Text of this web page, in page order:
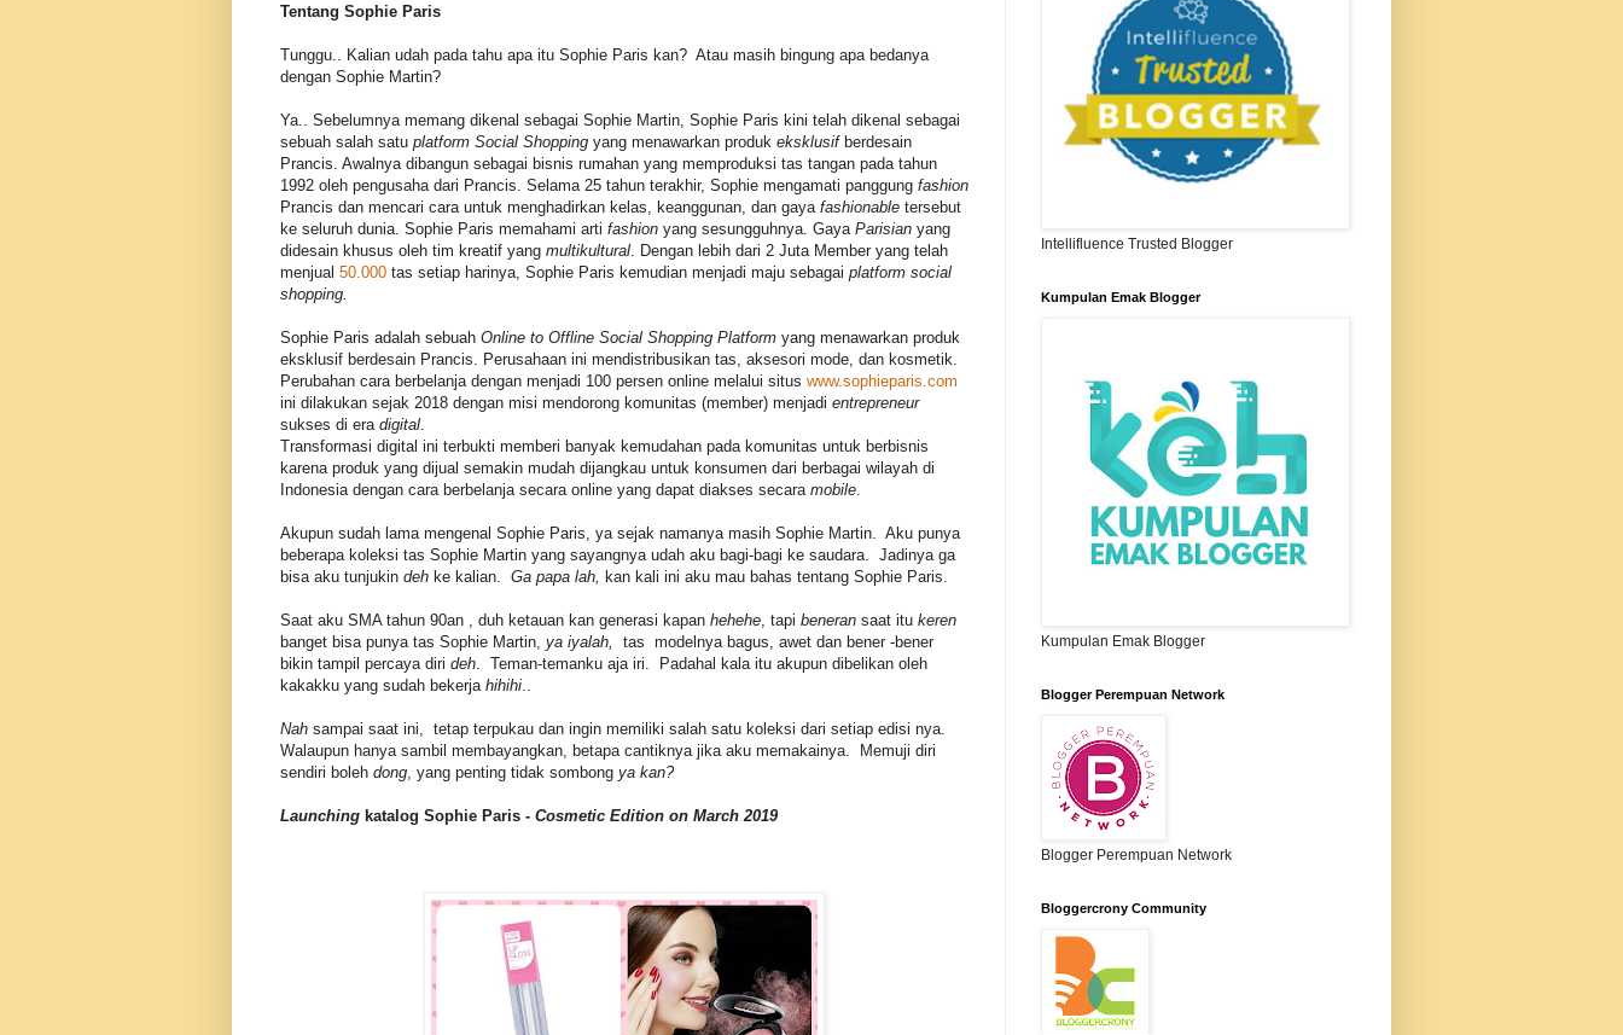
Tentang Sophie Paris
Tunggu.. Kalian udah pada tahu apa itu Sophie Paris kan? Atau masih bingung apa bedanya
dengan Sophie Martin?
Ya.. Sebelumnya memang dikenal sebagai Sophie Martin, Sophie Paris kini telah dikenal sebagai
sebuah salah satu platform Social Shopping yang menawarkan produk eksklusifberdesain
Prancis. Awalnya dibangun sebagai bisnis rumahan yang memproduksi tas tangan pada tahun
1992 oleh pengusaha dari Prancis. Selama 25 tahun terakhir, Sophie mengamati panggung fashion
Prancis dan mencari cara untuk menghadirkan kelas, keanggunan, dan gaya fashionable tersebut
ke seluruh dunia. Sophie Paris memahami arti fashion yang sesungguhnya. Gaya Parisian yang
didesain khusus oleh tim kreatif yang multikultural . Dengan lebih dari 2 Juta Member yang telah
menjual 50.000 tas setiap harinya, Sophie Paris kemudian menjadi maju sebagai platform social
shopping.
Sophie Paris adalah sebuah Online to Offline Social Shopping Platform yang menawarkan produk
eksklusif berdesain Prancis. Perusahaan ini mendistribusikan tas, aksesori mode, dan kosmetik.
Perubahan cara berbelanja dengan menjadi 100 persen online melalui situs www.sophieparis.com
ini dilakukan sejak 2018 dengan misi mendorong komunitas (member) menjadi entrepreneur
sukses di era digital
Transformasi digital ini terbukti memberi banyak kemudahan pada komunitas untuk berbisnis
karena produk yang dijual semakin mudah dijangkau untuk konsumen dari berbagai wilayah di
Indonesia dengan cara berbelanja secara online yang dapat diakses secara mobile
Akupun sudah lama mengenal Sophie Paris, ya sejak namanya masih Sophie Martin. Aku punya
beberapa koleksi tas Sophie Martin yang sayangnya udah aku bagi-bagi ke saudara. Jadinya ga
bisa aku tunjukin deh ke kalian. Ga papa lah, kan kali ini aku mau bahas tentang Sophie Paris.
Saat aku SMA tahun 90an , duh ketauan kan generasi kapan hehehe , tapi beneran saat itu keren
banget bisa punya tas Sophie Martin, ya iyalah,
tas modelnya bagus, awet dan bener -bener
bikin tampil percaya diri deh . Teman-temanku aja iri. Padahal kala itu akupun dibelikan oleh
kakakku yang sudah bekerja hihihi
Nah sampai saat ini, tetap terpukau dan ingin memiliki salah satu koleksi dari setiap edisi nya.
Walaupun hanya sambil membayangkan, betapa cantiknya jika aku memakainya. Memuji diri
sendiri boleh dong , yang penting tidak sombong ya kan?
Launching katalog Sophie Paris - Cosmetic Edition on March 2019
Intellifluence Trusted Blogger
Kumpulan Emak Blogger
Kumpulan Emak Blogger
Blogger Perempuan Network
Blogger Perempuan Network
Bloggercrony Community